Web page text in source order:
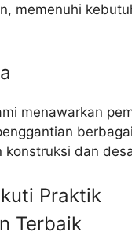
memenuhi
menawarkan
konstruksi dan
Praktik
Terbaik​